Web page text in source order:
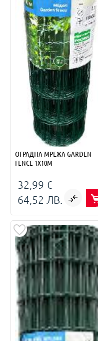
ОГРАДНА МРЕЖА GARDEN
FENCE 1X10M
32,99 €
64,52 ЛВ.